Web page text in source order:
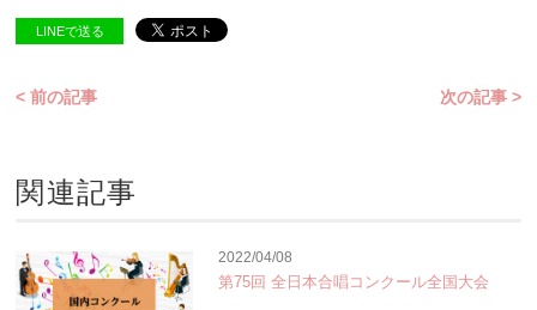
LINEで送る
< 前の記事 次の記事 >
関連記事
2022/04/08
第75回 全日本合唱コンクール全国大会